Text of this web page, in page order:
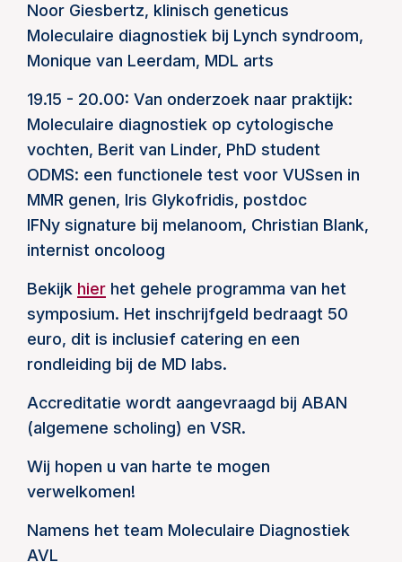
Noor Giesbertz, klinisch geneticus
Moleculaire diagnostiek bij Lynch syndroom,
Monique van Leerdam, MDL arts
19.15 - 20.00: Van onderzoek naar praktijk:
Moleculaire diagnostiek op cytologische
vochten, Berit van Linder, PhD student
ODMS: een functionele test voor VUSsen in
MMR genen, Iris Glykofridis, postdoc
IFNy signature bij melanoom, Christian Blank,
internist oncoloog
Bekijk hier het gehele programma van het
symposium. Het inschrijfgeld bedraagt 50
euro, dit is inclusief catering en een
rondleiding bij de MD labs.
Accreditatie wordt aangevraagd bij ABAN
(algemene scholing) en VSR.
Wij hopen u van harte te mogen
verwelkomen!
Namens het team Moleculaire Diagnostiek
AVL